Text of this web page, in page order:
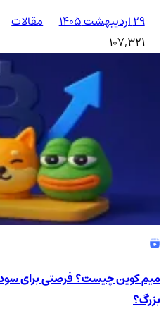
۲۹ اردیبهشت ۱۴۰۵
مقالات
107,321
میم کوین چیست؟ فرصتی برای
بزرگ؟